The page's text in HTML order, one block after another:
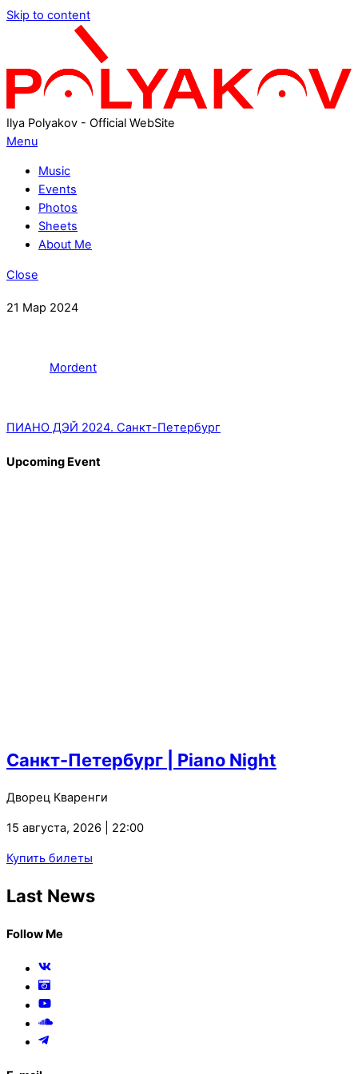
Skip to content
Ilya Polyakov - Official WebSite
Menu
Music
Events
Photos
Sheets
About Me
Close
21 Мар 2024
Mordent
ПИАНО ДЭЙ 2024. Санкт-Петербург
Upcoming Event
Санкт-Петербург | Piano Night
Дворец Кваренги
15 августа, 2026 | 22:00
Купить билеты
Last News
Follow Me